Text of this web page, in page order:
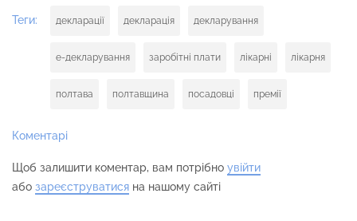
Теги: декларації декларація декларування
е-декларування заробітні плати лікарні лікарня
полтава полтавщина посадовці премії
Коментарі
Щоб залишити коментар, вам потрібно увійти
або зареєструватися на нашому сайті